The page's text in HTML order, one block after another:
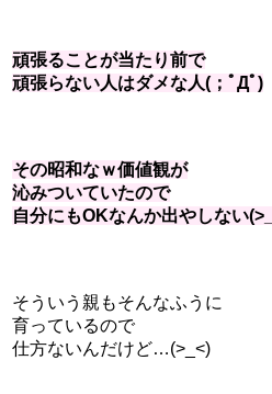
頑張ることが当たり前で
頑張らない人はダメな人(；ﾟДﾟ)
その昭和なｗ価値観が
沁みついていたので
自分にもOKなんか出やしない
そういう親もそんなふうに
育っているので
仕方ないんだけど…(>_<)